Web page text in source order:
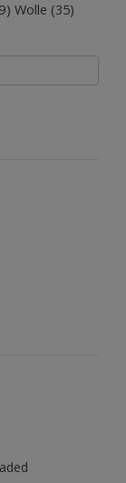
Wolle (35)